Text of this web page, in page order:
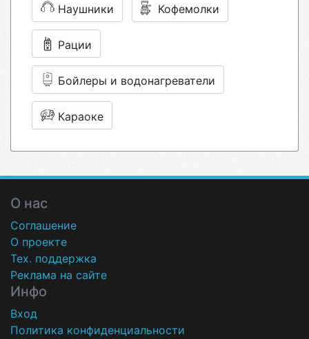
Наушники Кофемолки
Рации
Бойлеры и водонагреватели
Караоке
О нас
Соглашение
О проекте
Тех. поддержка
Реклама на сайте
Инфо
Вход
Политика конфиденциальности